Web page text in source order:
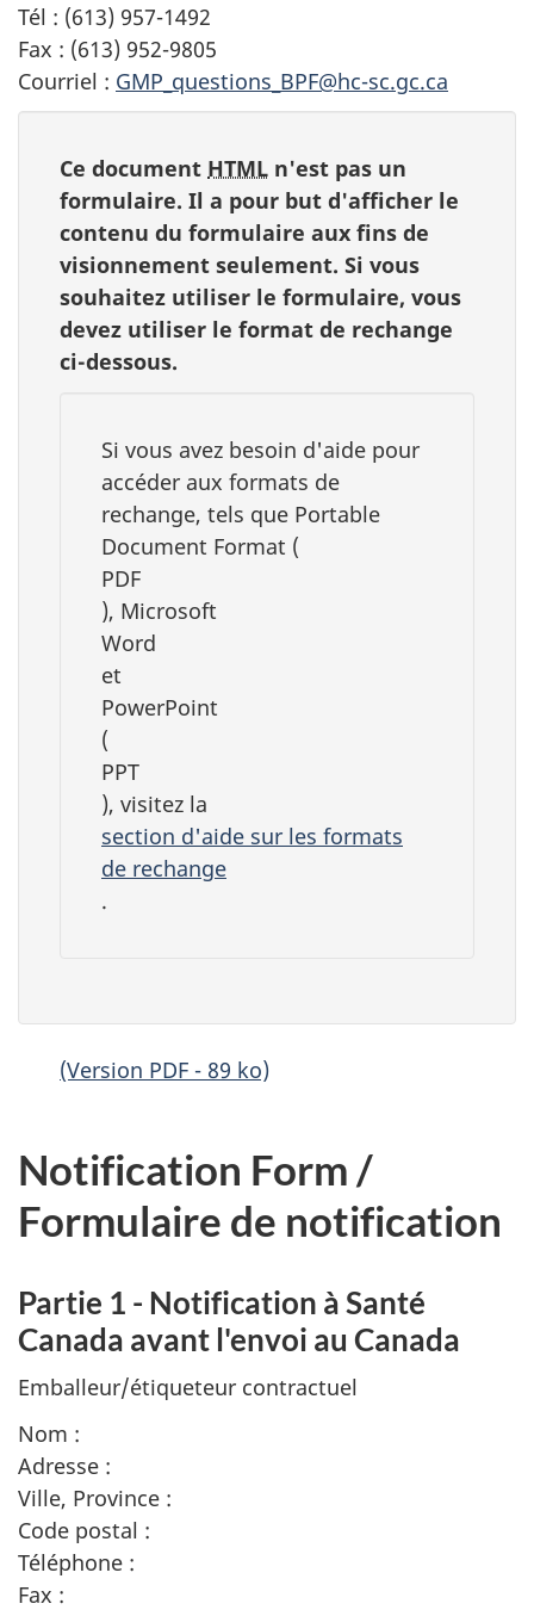
Tél : (613) 957-1492
Fax : (613) 952-9805
Courriel : GMP_questions_BPF@hc-sc.gc.ca
Ce document HTML n'est pas un
formulaire. Il a pour but d'afficher le
contenu du formulaire aux fins de
visionnement seulement. Si vous
souhaitez utiliser le formulaire, vous
devez utiliser le format de rechange
ci-dessous.
Si vous avez besoin d'aide pour
accéder aux formats de
rechange, tels que Portable
Document Format (
PDF
), Microsoft
Word
et
PowerPoint
(
PPT
), visitez la
section d'aide sur les formats
de rechange
.
(Version PDF - 89 ko)
Notification Form /
Formulaire de notification
Partie 1 - Notification à Santé
Canada avant l'envoi au Canada
Emballeur/étiqueteur contractuel
Nom :
Adresse :
Ville, Province :
Code postal :
Téléphone :
Fax :